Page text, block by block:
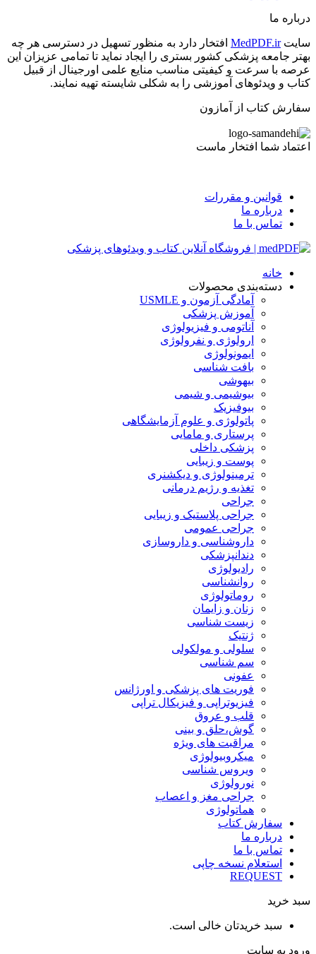
درباره ما
سایتMedPDF.ir افتخار دارد به منظور تسهیل در دسترسی هر چه
بهتر جامعه پزشکی کشور بستری را ایجاد نماید تا تمامی عزیزان این
عرصه با سرعت و کیفیتی مناسب منایع علمی اورجینال از قبیل
کتاب و ویدئوهای آموزشی را به شکلی شایسته تهیه نمایند.
سفارش کتاب از آمازون
اعتماد شما افتخار ماست
قوانین و مقررات
درباره ما
تماس با ما
خانه
دسته‌بندی محصولات
آمادگی آزمون و USMLE
آموزش پزشکی
آناتومی و فیزیولوژی
ارولوژی و نفرولوژی
ایمونولوژی
بافت شناسی
بیهوشی
بیوشیمی و شیمی
بیوفیزیک
پاتولوژی و علوم آزمایشگاهی
پرستاری و مامایی
پزشکی داخلی
پوست و زیبایی
ترمینولوژی و دیکشنری
تغذیه و رژیم درمانی
جراحی
جراحی پلاستیک و زیبایی
جراحی عمومی
داروشناسی و داروسازی
دندانپزشکی
رادیولوژی
روانشناسی
روماتولوژی
زنان و زایمان
زیست شناسی
ژنتیک
سلولی و مولکولی
سم شناسی
عفونی
فوریت های پزشکی و اورژانس
فیزیوتراپی و فیزیکال تراپی
قلب و عروق
گوش،حلق و بینی
مراقبت های ویژه
میکروبیولوژی
ویروس شناسی
نورولوژی
جراحی مغز و اعصاب
هماتولوژی
سفارش کتاب
درباره ما
تماس با ما
استعلام نسخه چاپی
REQUEST
سبد خرید
سبد خریدتان خالی است.
ورود به سایت